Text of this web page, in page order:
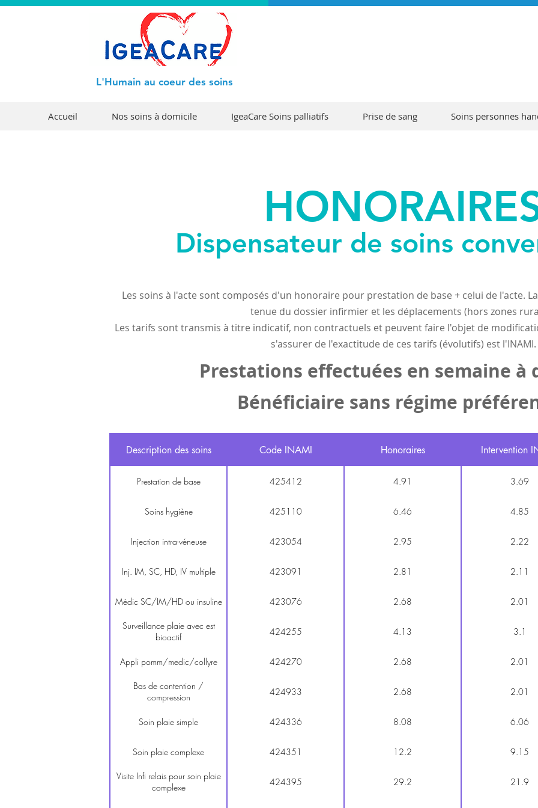
L'Humain au coeur des soins
Accueil Nos soins à domicile IgeaCare Soins palliatifs Prise de sang Soins personnes
Dispensateur de soins
Les soins à l'acte sont composés d'un honoraire pour prestation de base + celui de l'acte.
tenue du dossier infirmier et les déplacements (hors zones
Les tarifs sont transmis à titre indicatif, non contractuels et peuvent faire l'objet de
s'assurer de l'exactitude de ces tarifs (évolutifs) est l'INAMI.
Prestations effectuées en semaine à
Bénéficiaire sans régime
Description des soins Code INAMI Honoraires Intervention
Prestation de base 425412 4.91 3.69
Soins hygiène 425110 6.46 4.85
Injection intra-véneuse 423054 2.95 2.22
Inj. IM, SC, HD, IV multiple 423091 2.81 2.11
Médic SC/IM/HD ou insuline 423076 2.68 2.01
Surveillance plaie avec est
bioactif
424255 4.13 3.1
Appli pomm/medic/collyre 424270 2.68 2.01
Bas de contention /
compression
424933 2.68 2.01
Soin plaie simple 424336 8.08 6.06
Soin plaie complexe 424351 12.2 9.15
Visite Infi relais pour soin plaie
complexe
424395 29.2 21.9